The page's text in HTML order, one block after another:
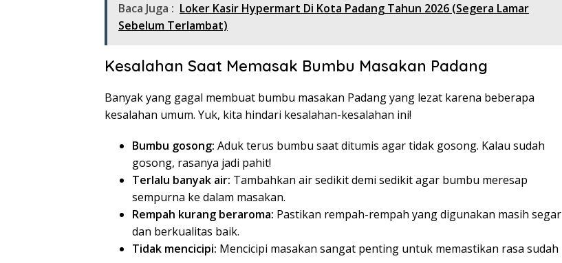
Baca Juga : Loker Kasir Hypermart Di Kota Padang Tahun 2026 (Segera Lamar
Sebelum Terlambat)
Kesalahan Saat Memasak Bumbu Masakan Padang
Banyak yang gagal membuat bumbu masakan Padang yang lezat karena beberapa
kesalahan umum. Yuk, kita hindari kesalahan-kesalahan ini!
Bumbu gosong: Aduk terus bumbu saat ditumis agar tidak gosong. Kalau sudah
gosong, rasanya jadi pahit!
Terlalu banyak air: Tambahkan air sedikit demi sedikit agar bumbu meresap
sempurna ke dalam masakan.
Rempah kurang beraroma: Pastikan rempah-rempah yang digunakan masih segar
dan berkualitas baik.
Tidak mencicipi: Mencicipi masakan sangat penting untuk memastikan rasa sudah